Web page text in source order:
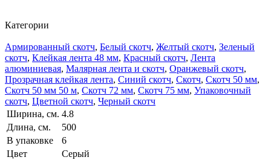
Категории
Армированный скотч, Белый скотч, Желтый скотч, Зеленый
скотч, Клейкая лента 48 мм, Красный скотч, Лента
алюминиевая, Малярная лента и скотч, Оранжевый скотч,
Прозрачная клейкая лента, Синий скотч, Скотч, Скотч 50 мм,
Скотч 50 мм 50 м, Скотч 72 мм, Скотч 75 мм, Упаковочный
скотч, Цветной скотч, Черный скотч
Ширина, см. 4.8
Длина, см.
500
В упаковке
6
Цвет
Серый